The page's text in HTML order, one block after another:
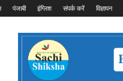
पंजाबी इंग्लिश संपर्क करें विज्ञापन